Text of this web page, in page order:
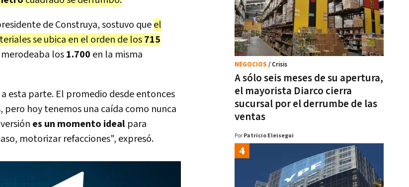
de Construya, sostuvo queel
se ubica en el orden de los715
los1.700 en la misma
esta parte. El promedio desde entonces
pero hoy tenemos una caída como nunca
es un momento ideal para
motorizar refacciones", expresó.
A sólo seis meses de su apertura,
el mayorista Diarco cierra
sucursal por el derrumbe de las
ventas
NEGOCIOS / Crisis
Por Patricio Eleisegui